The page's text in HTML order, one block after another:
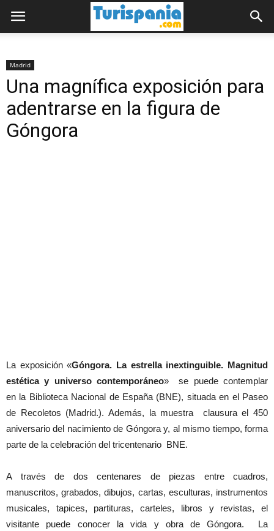
Madrid
Una magnífica exposición para
adentrarse en la figura de
Góngora
La exposición «Góngora. La estrella inextinguible. Magnitud
estética y universo contemporáneo» se puede contemplar
en la Biblioteca Nacional de España (BNE), situada en el Paseo
de Recoletos (Madrid.). Además, la muestra clausura el 450
aniversario del nacimiento de Góngora y, al mismo tiempo, forma
parte de la celebración del tricentenario BNE.
A través de dos centenares de piezas entre cuadros,
manuscritos, grabados, dibujos, cartas, esculturas, instrumentos
musicales, tapices, partituras, carteles, libros y revistas, el
visitante puede conocer la vida y obra de Góngora. La